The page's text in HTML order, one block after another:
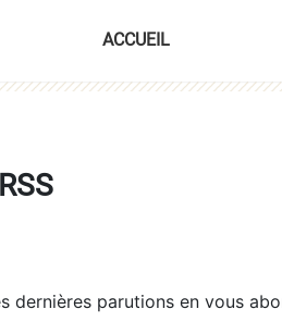
ACCUEIL
dernières parutions en vous